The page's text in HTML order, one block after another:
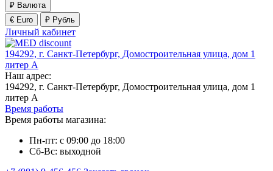
₽ Валюта
€ Euro
₽ Рубль
Личный кабинет
194292, г. Санкт-Петербург, Домостроительная улица, дом 1
литер А
Наш адрес:
194292, г. Санкт-Петербург, Домостроительная улица, дом 1
литер А
Время работы
Время работы магазина:
Пн-пт: с 09:00 до 18:00
Сб-Вс: выходной